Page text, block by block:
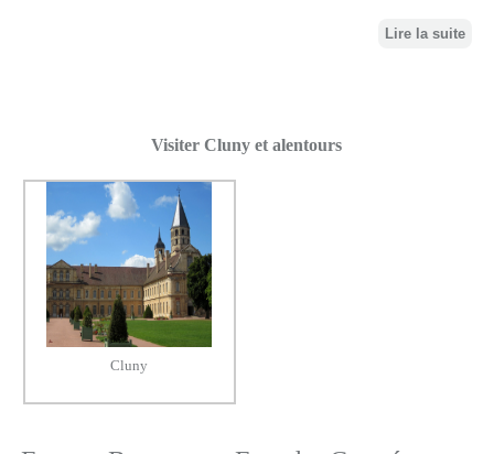
Lire la suite
Visiter Cluny et alentours
Cluny